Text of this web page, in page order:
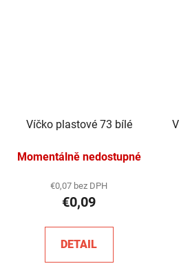
Víčko plastové 73 bílé
Momentálně nedostupné
€0,07 bez DPH
€0,09
DETAIL